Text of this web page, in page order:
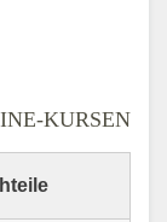
KURSEN